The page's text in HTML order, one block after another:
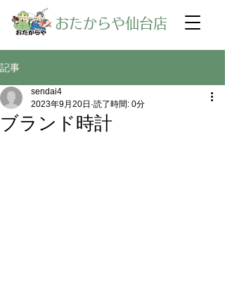
​おたからや仙台店
記事
ブランド時計
sendai4
2023年9月20日 読了時間: 0分